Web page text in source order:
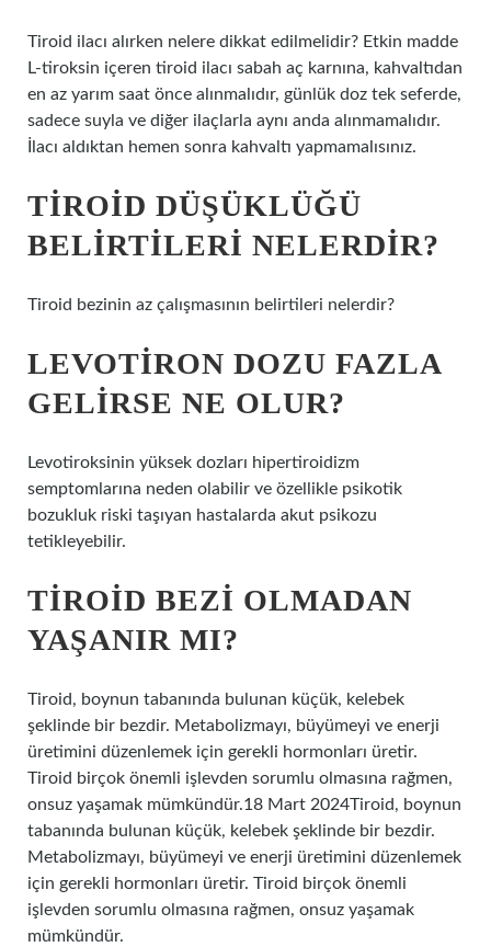
Tiroid ilacı alırken nelere dikkat edilmelidir? Etkin madde
L-tiroksin içeren tiroid ilacı sabah aç karnına, kahvaltıdan
en az yarım saat önce alınmalıdır, günlük doz tek seferde,
sadece suyla ve diğer ilaçlarla aynı anda alınmamalıdır.
İlacı aldıktan hemen sonra kahvaltı yapmamalısınız.
TIROID DÜŞÜKLÜĞÜ
BELIRTILERI NELERDIR?
Tiroid bezinin az çalışmasının belirtileri nelerdir?
LEVOTIRON DOZU FAZLA
GELIRSE NE OLUR?
Levotiroksinin yüksek dozları hipertiroidizm
semptomlarına neden olabilir ve özellikle psikotik
bozukluk riski taşıyan hastalarda akut psikozu
tetikleyebilir.
TIROID BEZI OLMADAN
YAŞANIR MI?
Tiroid, boynun tabanında bulunan küçük, kelebek
şeklinde bir bezdir. Metabolizmayı, büyümeyi ve enerji
üretimini düzenlemek için gerekli hormonları üretir.
Tiroid birçok önemli işlevden sorumlu olmasına rağmen,
onsuz yaşamak mümkündür.18 Mart 2024Tiroid, boynun
tabanında bulunan küçük, kelebek şeklinde bir bezdir.
Metabolizmayı, büyümeyi ve enerji üretimini düzenlemek
için gerekli hormonları üretir. Tiroid birçok önemli
işlevden sorumlu olmasına rağmen, onsuz yaşamak
mümkündür.